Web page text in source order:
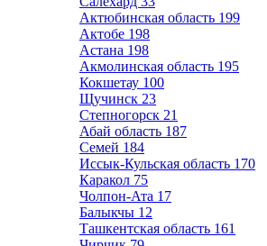
Актюбинская область 199
Актобе 198
Астана 198
Акмолинская область 195
Кокшетау 100
Щучинск 23
Степногорск 21
Абай область 187
Семей 184
Иссык-Кульская область 170
Каракол 75
Чолпон-Ата 17
Балыкчы 12
Ташкентская область 161